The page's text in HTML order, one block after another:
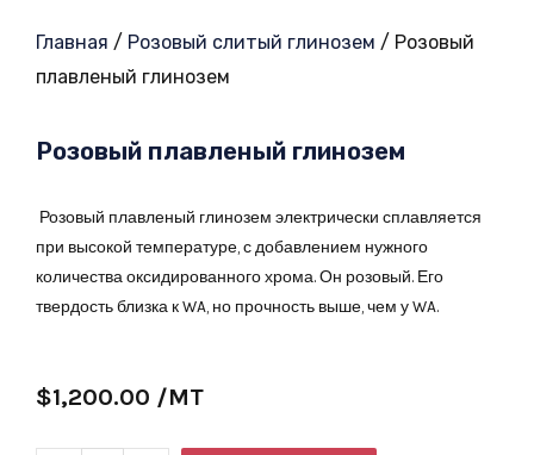
Главная / Розовый слитый глинозем / Розовый
плавленый глинозем
Розовый плавленый глинозем
Розовый плавленый глинозем электрически сплавляется
при высокой температуре, с добавлением нужного
количества оксидированного хрома. Он розовый. Его
твердость близка к WA, но прочность выше, чем у WA.
$1,200.00 /MT